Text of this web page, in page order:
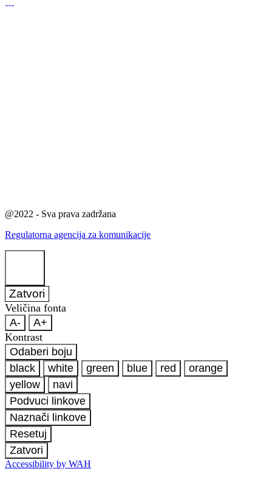
@2022 - Sva prava zadržana
Regulatorna agencija za komunikacije
Zatvori
Veličina fonta
A-
A+
Kontrast
Odaberi boju
black
white green blue red
orange
yellow
navi
Podvuci linkove
Naznači linkove
Resetuj
Zatvori
Accessibility by WAH